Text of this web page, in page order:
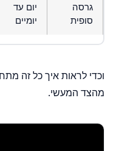
גרסה
סופית
יום עד
יומיים
וכדי לראות איך כל זה
מהצד המעשי.